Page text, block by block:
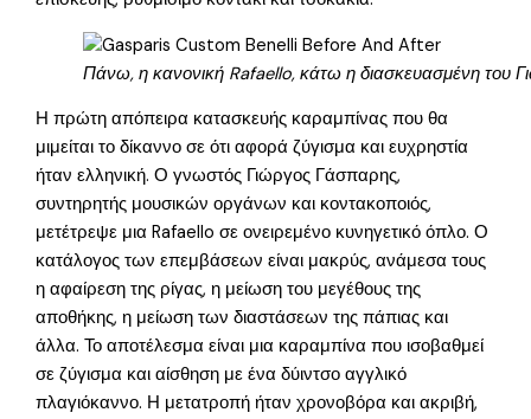
Πάνω, η κανονική Rafaello, κάτω η διασκευασμένη του
Η πρώτη απόπειρα κατασκευής καραμπίνας που θα
μιμείται το δίκαννο σε ότι αφορά ζύγισμα και ευχρηστία
ήταν ελληνική. Ο γνωστός Γιώργος Γάσπαρης,
συντηρητής μουσικών οργάνων και κοντακοποιός,
μετέτρεψε μια Rafaello σε ονειρεμένο κυνηγετικό όπλο. Ο
κατάλογος των επεμβάσεων είναι μακρύς, ανάμεσα τους
η αφαίρεση της ρίγας, η μείωση του μεγέθους της
αποθήκης, η μείωση των διαστάσεων της πάπιας και
άλλα. Το αποτέλεσμα είναι μια καραμπίνα που ισοβαθμεί
σε ζύγισμα και αίσθηση με ένα δύιντσο αγγλικό
πλαγιόκαννο. Η μετατροπή ήταν χρονοβόρα και ακριβή,